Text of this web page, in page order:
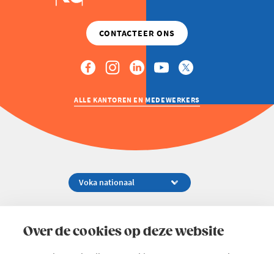
Over de cookies op deze website
ALLE KANTOREN EN MEDEWERKERS
02 229 81 11